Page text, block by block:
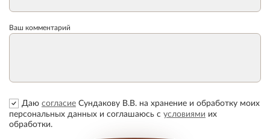
Ваш комментарий
Даю согласие Сундакову В.В. на хранение и обработку моих
персональных данных и соглашаюсь с условиями их
обработки.